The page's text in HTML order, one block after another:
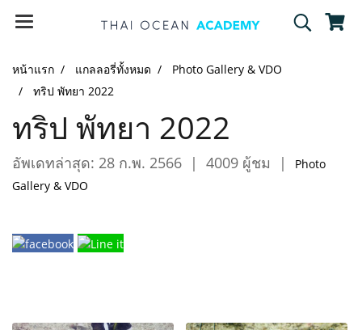
หน้าแรก แกลลอรี่ทั้งหมด
Photo Gallery & VDO
ทริป พัทยา 2022
ทริป พัทยา 2022
อัพเดทล่าสุด: 28 ก.พ. 2566 | 4009 ผู้ชม |
Photo
Gallery & VDO